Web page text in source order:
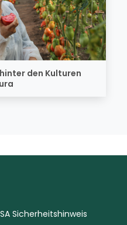
den Kulturen
Sicherheitshinweis